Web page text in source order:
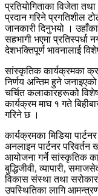
प्रतियोगिताका विजेता
प्रदान गरिने प्रगतिशील
जानकारी दिनुभयो ।
सहभागी भएमा
देशभक्तिपूर्ण भावनालाई
सांस्कृतिक कार्यक्रमका
निर्णय अन्तिम हुने
चर्चित कलाकारहरूको
कार्यक्रम माघ १ गते
गरिने छ ।
कार्यक्रमका मिडिया
अनलाइन पार्टनर
आयोजना गर्ने सांस्कृतिक
बुद्धिजीवी, व्यापारी,
विकास संस्था तथा
उपस्थितिका लागि